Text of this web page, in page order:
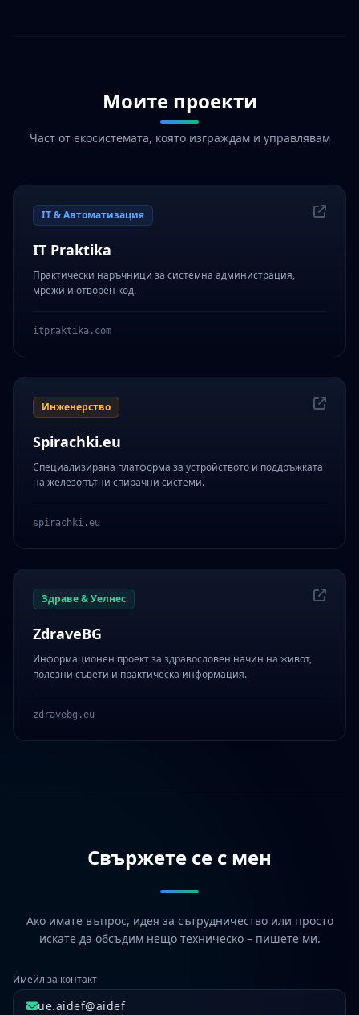
Моите проекти
Част от екосистемата, която изграждам и управлявам
IT & Автоматизация
IT Praktika
Практически наръчници за системна администрация,
мрежи и отворен код.
itpraktika.com
Инженерство
Spirachki.eu
Специализирана платформа за устройството и поддръжката
на железопътни спирачни системи.
spirachki.eu
Здраве & Уелнес
ZdraveBG
Информационен проект за здравословен начин на живот,
полезни съвети и практическа информация.
zdravebg.eu
Свържете се с мен
Ако имате въпрос, идея за сътрудничество или просто
искате да обсъдим нещо техническо – пишете ми.
Имейл за контакт
ue.aidef@aidef